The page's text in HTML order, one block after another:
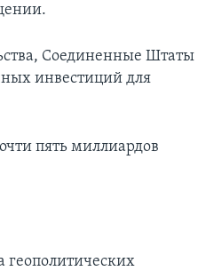
Соединенные Штаты
инвестиций для
пять миллиардов
геополитических